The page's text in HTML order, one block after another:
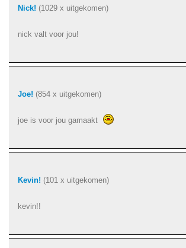
Nick! (1029 x uitgekomen)
nick valt voor jou!
Joe! (854 x uitgekomen)
joe is voor jou gamaakt
Kevin! (101 x uitgekomen)
kevin!!